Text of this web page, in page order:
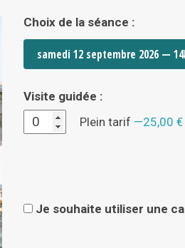
Choix de la séance :
Visite guidée :
Plein tarif
25,00 €
Je souhaite utiliser une